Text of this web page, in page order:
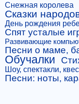
Снежная королева
Сказки
День рождения
Спят усталые
Развивающие
Песни о маме,
Обучалки
Шоу, спектакли,
Песни: ноты,